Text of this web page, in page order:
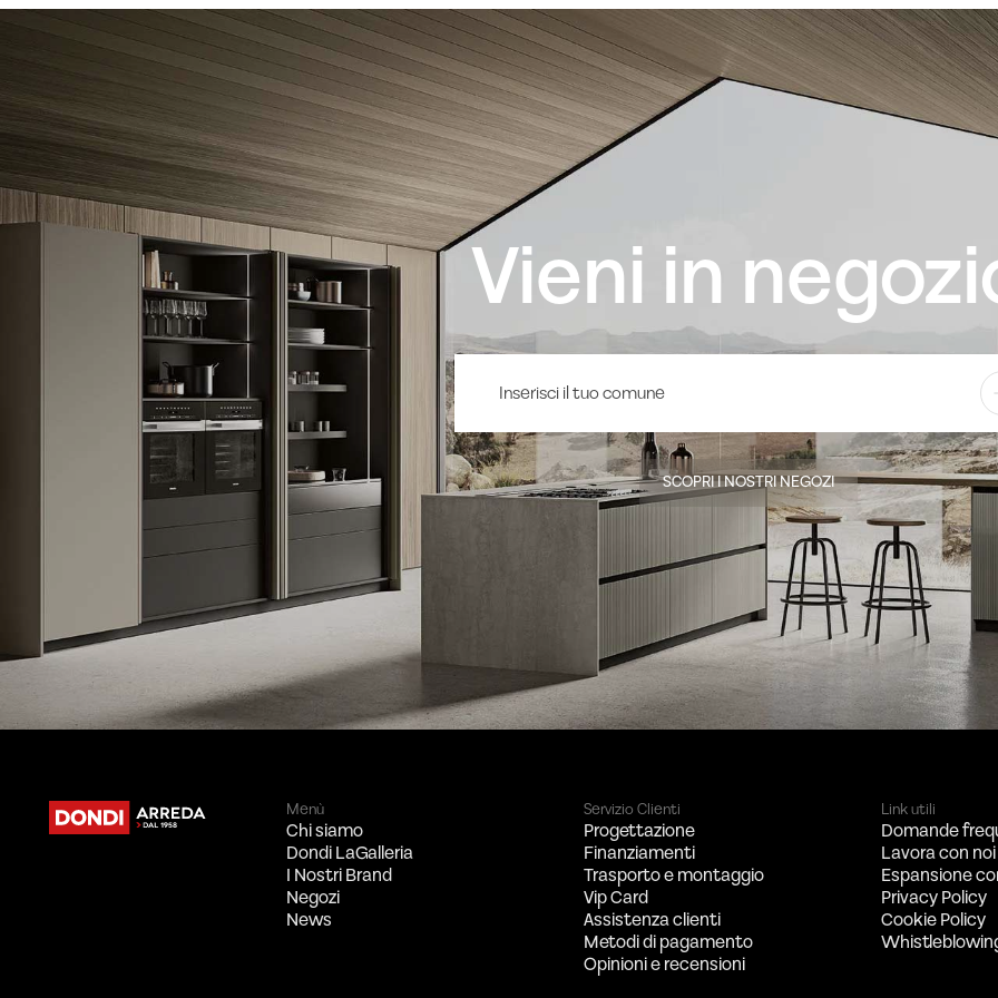
Vieni in
SCOPRI I NOSTRI NEGOZI
Menù
Chi siamo
Dondi LaGalleria
I Nostri Brand
Negozi
News
Servizio Clienti
Progettazione
Finanziamenti
Trasporto e montaggio
Vip Card
Assistenza clienti
Metodi di pagamento
Opinioni e recensioni
Link utili
Domande
Lavora con noi
Espansione
Privacy Policy
Cookie Policy